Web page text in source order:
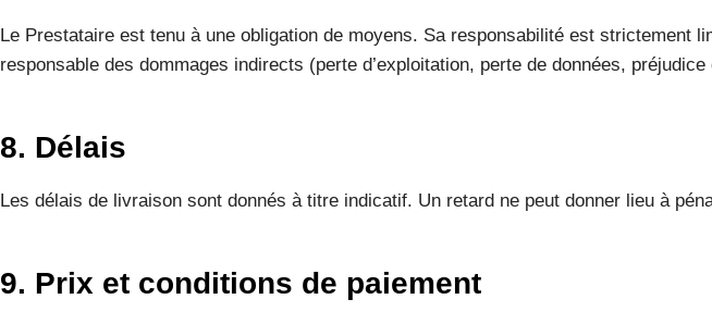
Le Prestataire est tenu à une obligation de moyens. Sa responsabilité est strictement
responsable des dommages indirects (perte d’exploitation, perte de données,
8. Délais
Les délais de livraison sont donnés à titre indicatif. Un retard ne peut donner lieu à
9. Prix et conditions de paiement